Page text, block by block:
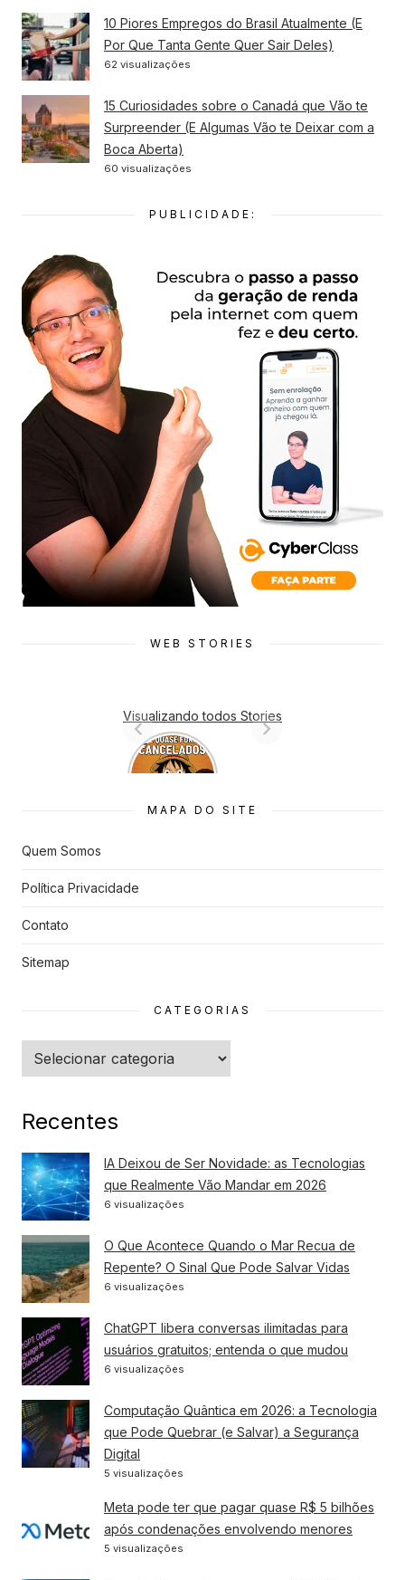
10 Piores Empregos do Brasil Atualmente (E
Por Que Tanta Gente Quer Sair Deles)
62 visualizações
15 Curiosidades sobre o Canadá que Vão te
Surpreender (E Algumas Vão te Deixar com a
Boca Aberta)
60 visualizações
PUBLICIDADE:
WEB STORIES
Visualizando todos Stories
7 Animes
que quase
s
MAPA DO SITE
Quem Somos
Política Privacidade
Contato
Sitemap
CATEGORIAS
Categorias
Recentes
IA Deixou de Ser Novidade: as Tecnologias
que Realmente Vão Mandar em 2026
6 visualizações
O Que Acontece Quando o Mar Recua de
Repente? O Sinal Que Pode Salvar Vidas
6 visualizações
ChatGPT libera conversas ilimitadas para
usuários gratuitos; entenda o que mudou
6 visualizações
Computação Quântica em 2026: a Tecnologia
que Pode Quebrar (e Salvar) a Segurança
Digital
5 visualizações
Meta pode ter que pagar quase R$ 5 bilhões
após condenações envolvendo menores
5 visualizações